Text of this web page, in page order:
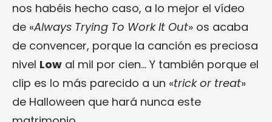
nos habéis hecho caso, a lo mejor el vídeo
de «Always Trying To Work It Out» os acaba
de convencer, porque la canción es preciosa
nivel Low al mil por cien… Y también porque el
clip es lo más parecido a un «trick or treat»
de Halloween que hará nunca este